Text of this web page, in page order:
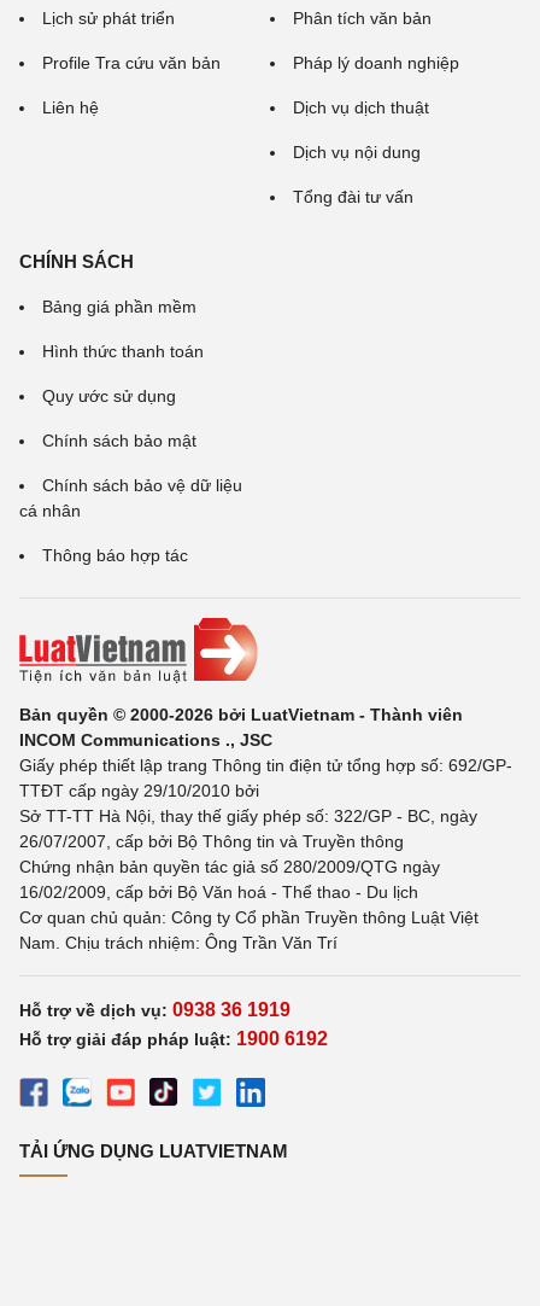
Lịch sử phát triển
Profile Tra cứu văn bản
Liên hệ
Phân tích văn bản
Pháp lý doanh nghiệp
Dịch vụ dịch thuật
Dịch vụ nội dung
Tổng đài tư vấn
CHÍNH SÁCH
Bảng giá phần mềm
Hình thức thanh toán
Quy ước sử dụng
Chính sách bảo mật
Chính sách bảo vệ dữ liệu
cá nhân
Thông báo hợp tác
Bản quyền © 2000-2026 bởi LuatVietnam - Thành viên
INCOM Communications ., JSC
Giấy phép thiết lập trang Thông tin điện tử tổng hợp số: 692/GP-
TTĐT cấp ngày 29/10/2010 bởi
Sở TT-TT Hà Nội, thay thế giấy phép số: 322/GP - BC, ngày
26/07/2007, cấp bởi Bộ Thông tin và Truyền thông
Chứng nhận bản quyền tác giả số 280/2009/QTG ngày
16/02/2009, cấp bởi Bộ Văn hoá - Thể thao - Du lịch
Cơ quan chủ quản: Công ty Cổ phần Truyền thông Luật Việt
Nam. Chịu trách nhiệm: Ông Trần Văn Trí
Hỗ trợ về dịch vụ: 0938 36 1919
Hỗ trợ giải đáp pháp luật: 1900 6192
TẢI ỨNG DỤNG LUATVIETNAM